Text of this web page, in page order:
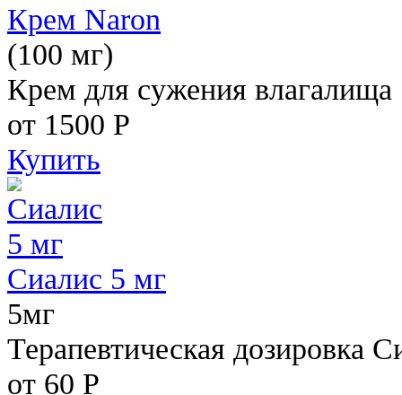
Крем Naron
(100 мг)
Крем для сужения влагалища
от 1500 Р
Купить
Сиалис 5 мг
5мг
Терапевтическая дозировка
от 60 Р